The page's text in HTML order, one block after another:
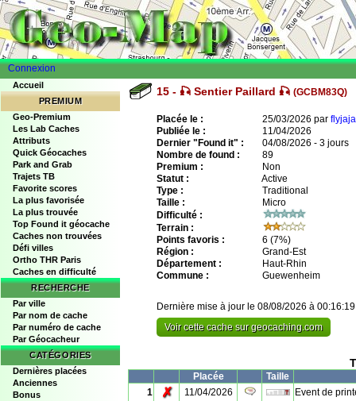
Connexion
Accueil
PREMIUM
Geo-Premium
Les Lab Caches
Attributs
Quick Géocaches
Park and Grab
Trajets TB
Favorite scores
La plus favorisée
La plus trouvée
Top Found it géocache
Caches non trouvées
Défi villes
Ortho THR Paris
Caches en difficulté
RECHERCHE
Par ville
Par nom de cache
Par numéro de cache
Par Géocacheur
CATÉGORIES
Dernières placées
Anciennes
Bonus
15 - 🎣 Sentier Paillard 🎣 (GCBM83Q)
Placée le : 25/03/2026 par flyjaja
Publiée le :
11/04/2026
Dernier "Found it" :
04/08/2026 - 3 jours
Nombre de found :
89
Premium :
Non
Statut :
Active
Type :
Traditional
Taille :
Micro
Difficulté :
Terrain :
Points favoris :
6 (7%)
Région :
Grand-Est
Département :
Haut-Rhin
Commune :
Guewenheim
Dernière mise à jour le 08/08/2026 à 00:16:19
Voir cette cache sur geocaching.com
Placée
Taille
1
✗ 11/04/2026
Event de